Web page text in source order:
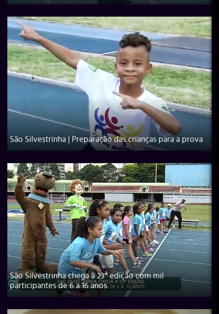
São Silvestrinha | Preparação das crianças para a prova
São Silvestrinha chega à 23ª edição com mil
participantes de 6 a 16 anos